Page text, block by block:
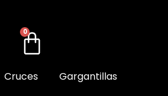
0
Cruces
Gargantillas